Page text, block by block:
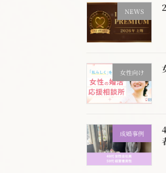
NEWS
女性向け
成婚事例